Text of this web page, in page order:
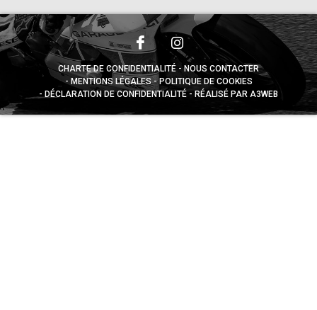
CHARTE DE CONFIDENTIALITÉ
NOUS CONTACTER
MENTIONS LÉGALES
POLITIQUE DE COOKIES
DÉCLARATION DE CONFIDENTIALITÉ
RÉALISÉ PAR A3WEB